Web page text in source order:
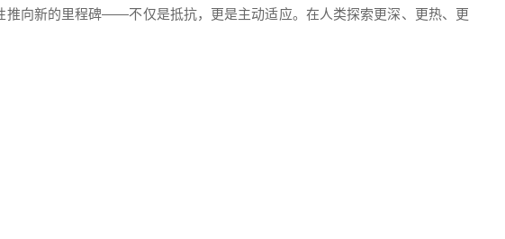
推向新的里程碑——不仅是抵抗，更是主动适应。在人类探索更深、更热、更